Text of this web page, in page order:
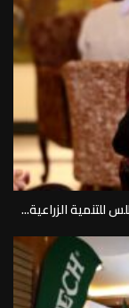
الزراعية...